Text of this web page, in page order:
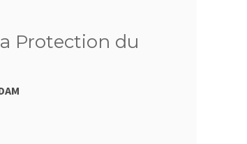
Protection du